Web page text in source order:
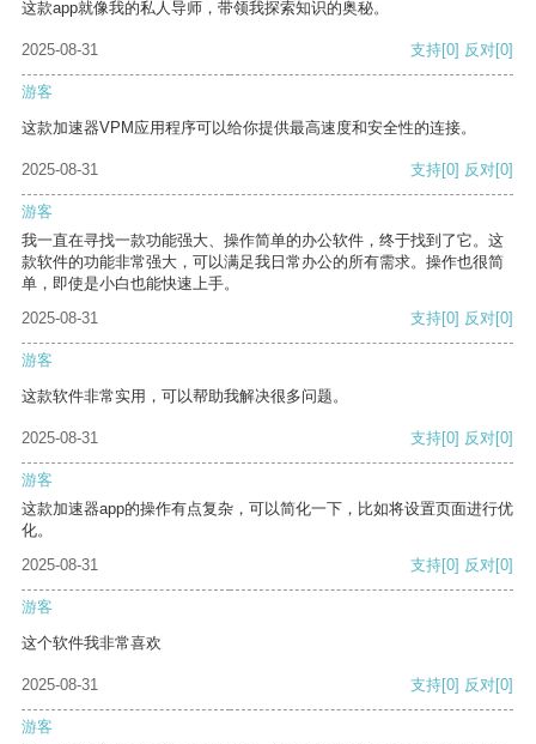
这款app就像我的私人导师，带领我探索知识的奥秘。
2025-08-31 支持[0] 反对[0]
游客
这款加速器VPM应用程序可以给你提供最高速度和安全性的连接。
2025-08-31 支持[0] 反对[0]
游客
我一直在寻找一款功能强大、操作简单的办公软件，终于找到了它。这
款软件的功能非常强大，可以满足我日常办公的所有需求。操作也很简
单，即使是小白也能快速上手。
2025-08-31
支持[0] 反对[0]
游客
这款软件非常实用，可以帮助我解决很多问题。
2025-08-31 支持[0] 反对[0]
游客
这款加速器app的操作有点复杂，可以简化一下，比如将设置页面进行优
化。
2025-08-31
支持[0] 反对[0]
游客
这个软件我非常喜欢
2025-08-31 支持[0] 反对[0]
游客